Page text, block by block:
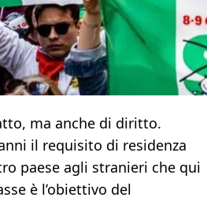
ma anche di diritto.
il requisito di residenza
paese agli stranieri che qui
è l’obiettivo del